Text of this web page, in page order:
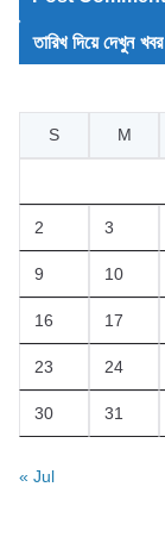
তারিখ দিয়ে দেখুন খবর
S
M
2 3
9 10
16 17
23 24
30 31
« Jul